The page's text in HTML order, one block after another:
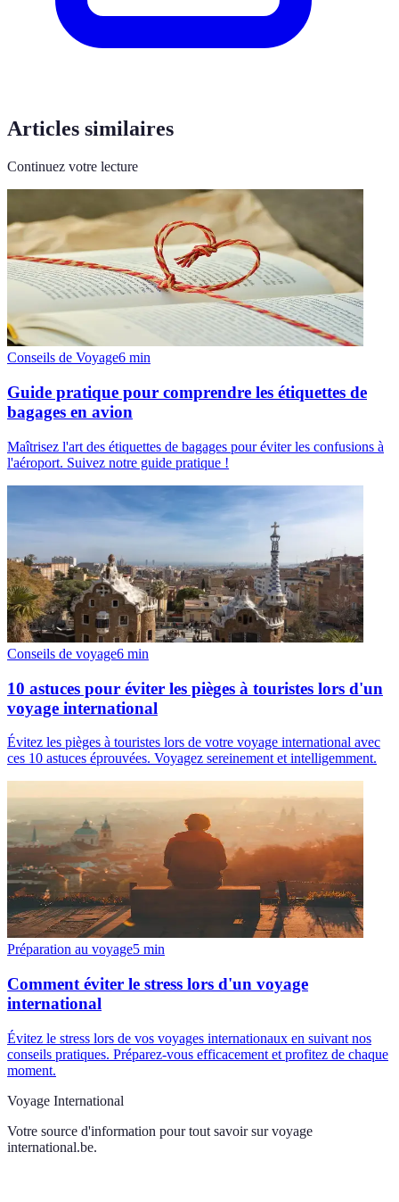
Articles similaires
Continuez votre lecture
Conseils de Voyage6 min
Guide pratique pour comprendre les étiquettes de
bagages en avion
Maîtrisez l'art des étiquettes de bagages pour éviter les confusions à
l'aéroport. Suivez notre guide pratique !
Conseils de voyage6 min
10 astuces pour éviter les pièges à touristes lors d'un
voyage international
Évitez les pièges à touristes lors de votre voyage international avec
ces 10 astuces éprouvées. Voyagez sereinement et intelligemment.
Préparation au voyage5 min
Comment éviter le stress lors d'un voyage
international
Évitez le stress lors de vos voyages internationaux en suivant nos
conseils pratiques. Préparez-vous efficacement et profitez de chaque
moment.
Voyage International
Votre source d'information pour tout savoir sur voyage
international.be.